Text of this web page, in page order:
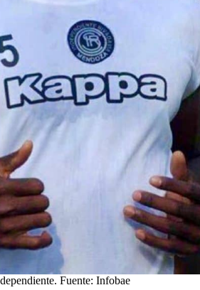
Fuente: Infobae